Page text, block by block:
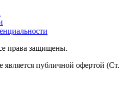
права защищены.
публичной офертой (Ст.